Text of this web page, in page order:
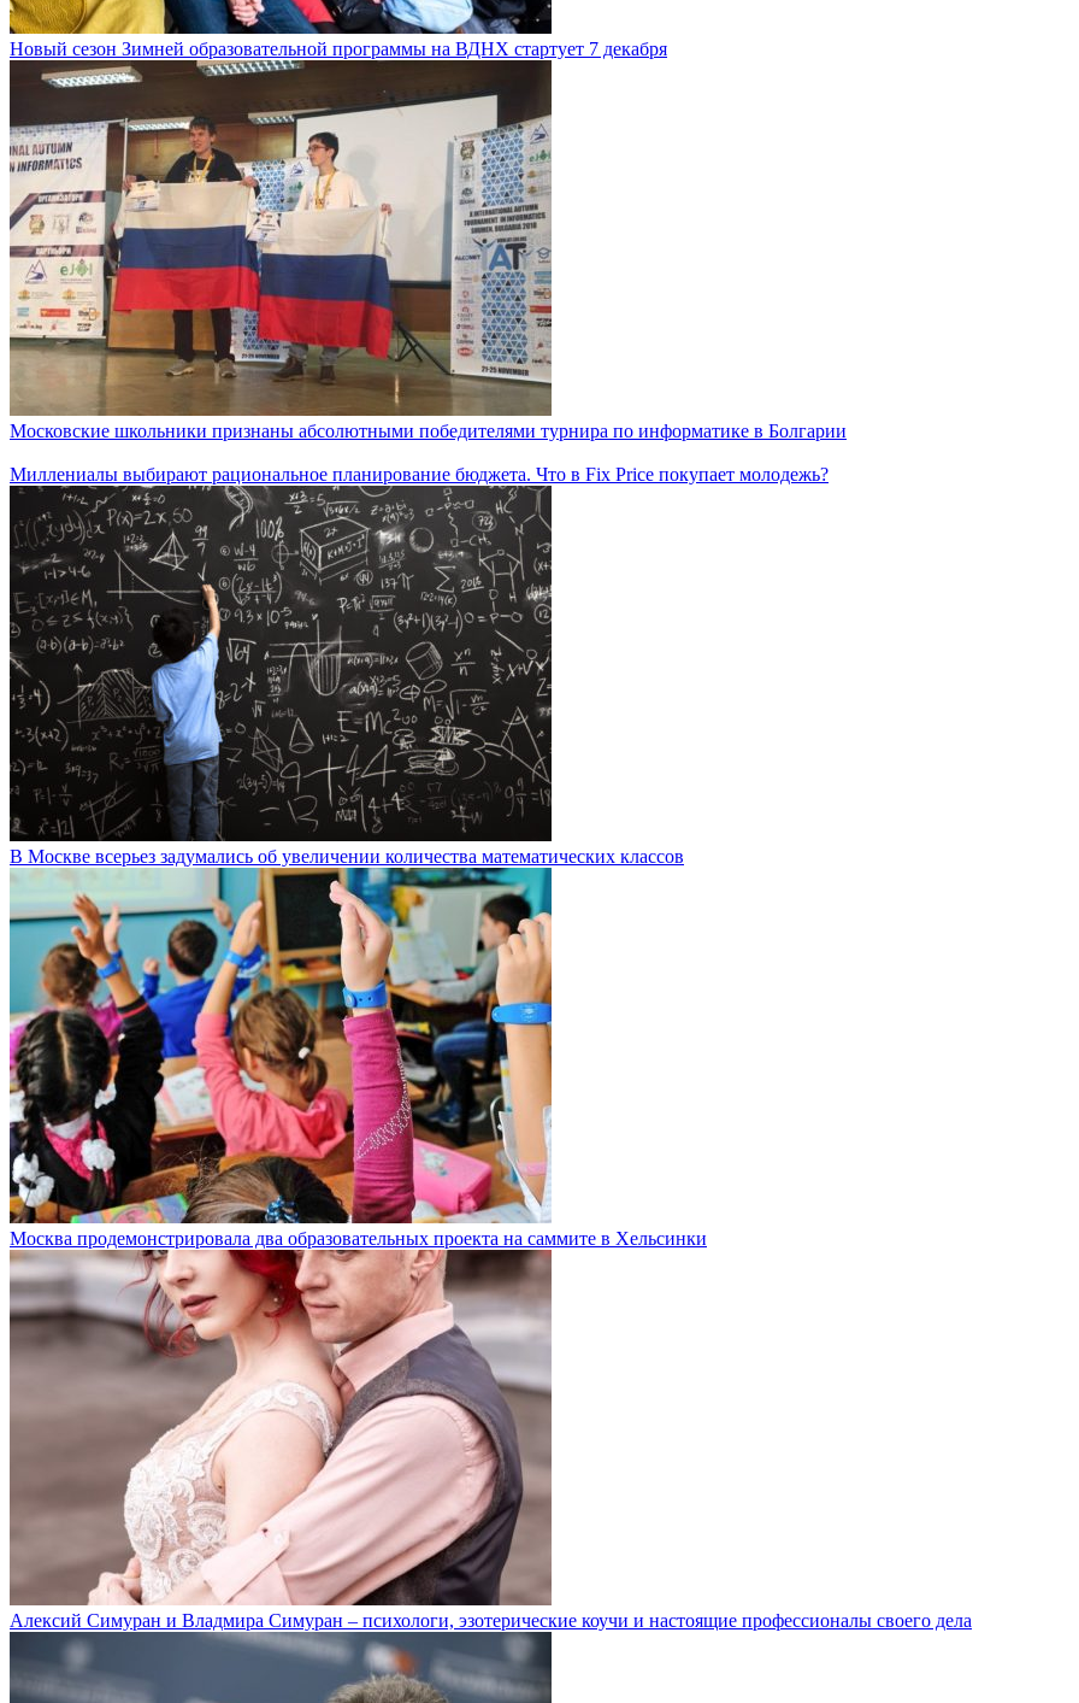
Новый сезон Зимней образовательной программы на ВДНХ стартует 7 декабря
Московские школьники признаны абсолютными победителями турнира по информатике в Болгарии
Миллениалы выбирают рациональное планирование бюджета. Что в Fix Price покупает молодежь?
В Москве всерьез задумались об увеличении количества математических классов
Москва продемонстрировала два образовательных проекта на саммите в Хельсинки
Алексий Симуран и Владмира Симуран – психологи, эзотерические коучи и настоящие профессионалы своего дела